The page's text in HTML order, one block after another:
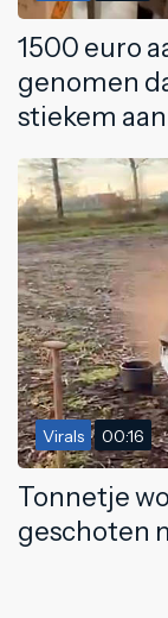
1500 euro
genomen
stiekem
Virals 00:16
Tonnetje
geschoten